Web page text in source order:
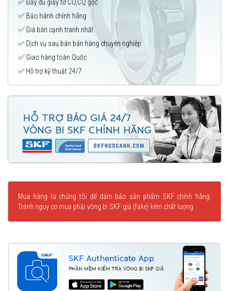
✅ Đầy đủ giấy tờ CO,CQ gốc
✅ Bảo hành chính hãng
✅ Giá bán cạnh tranh nhất
✅ Dịch vụ sau bán bán hàng chuyên nghiệp
✅ Giao hàng toàn Quốc
✅ Hỗ trợ kỹ thuật 24/7
Mua hàng từ chúng tôi để đảm bảo sản phẩm SKF chính hãng.
Tránh nguy cơ mua phải vòng bi SKF giả (fake) kém chất lượng.